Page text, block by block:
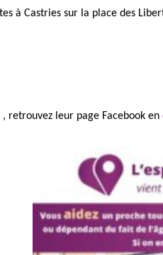
à Castriessur la place des
, retrouvez leur page Facebook en